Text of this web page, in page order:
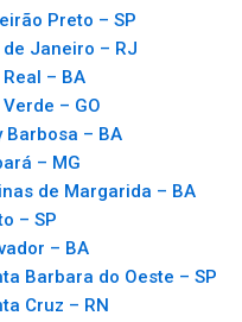
Preto – SP
de Janeiro – RJ
Real – BA
Verde – GO
Barbosa – BA
– MG
de Margarida – BA
– SP
– BA
Barbara do Oeste – SP
Cruz – RN